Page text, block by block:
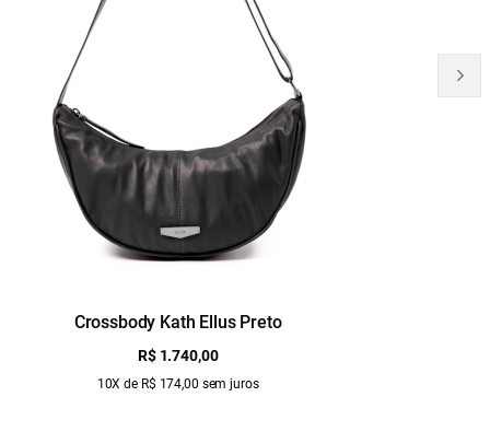
Crossbody Kath Ellus Preto
R$ 1.740,00
10X de R$ 174,00 sem juros